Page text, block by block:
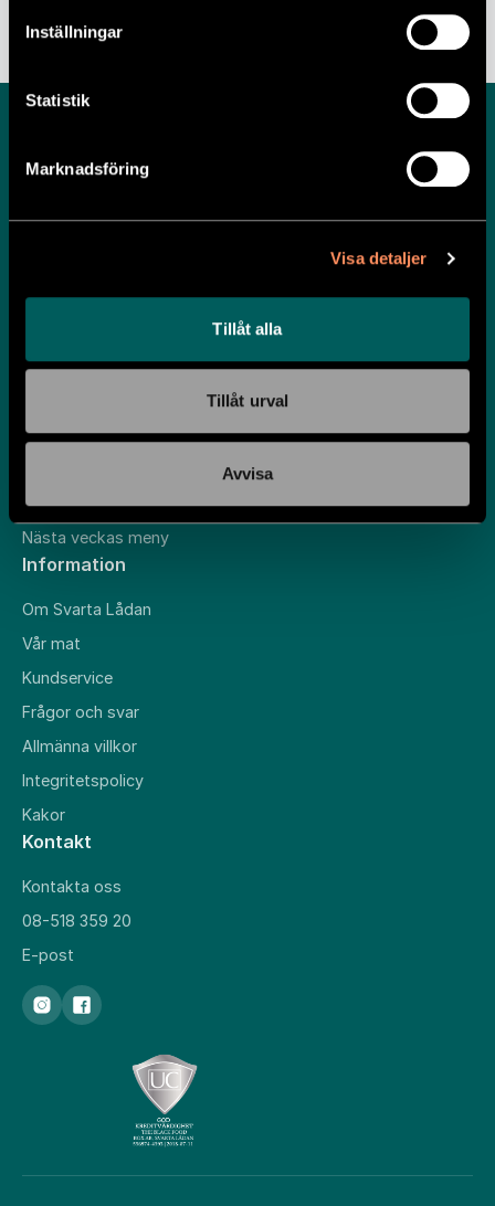
Inställningar
Statistik
Marknadsföring
Visa detaljer
Tillåt alla
Tillåt urval
Avvisa
Våra matlådor
Nästa veckas meny
Information
Om Svarta Lådan
Vår mat
Kundservice
Frågor och svar
Allmänna villkor
Integritetspolicy
Kakor
Kontakt
Kontakta oss
08-518 359 20
E-post